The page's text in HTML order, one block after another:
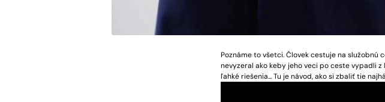
Poznáme to všetci. Človek cestuje na
nevyzeral ako keby jeho veci po ceste vypadli
ľahké riešenia... Tu je návod, ako si zbaliť tie